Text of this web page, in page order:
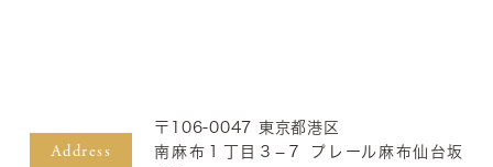
Address
〒106-0047 東京都港区
南麻布１丁目３−７ プレール麻布仙台坂